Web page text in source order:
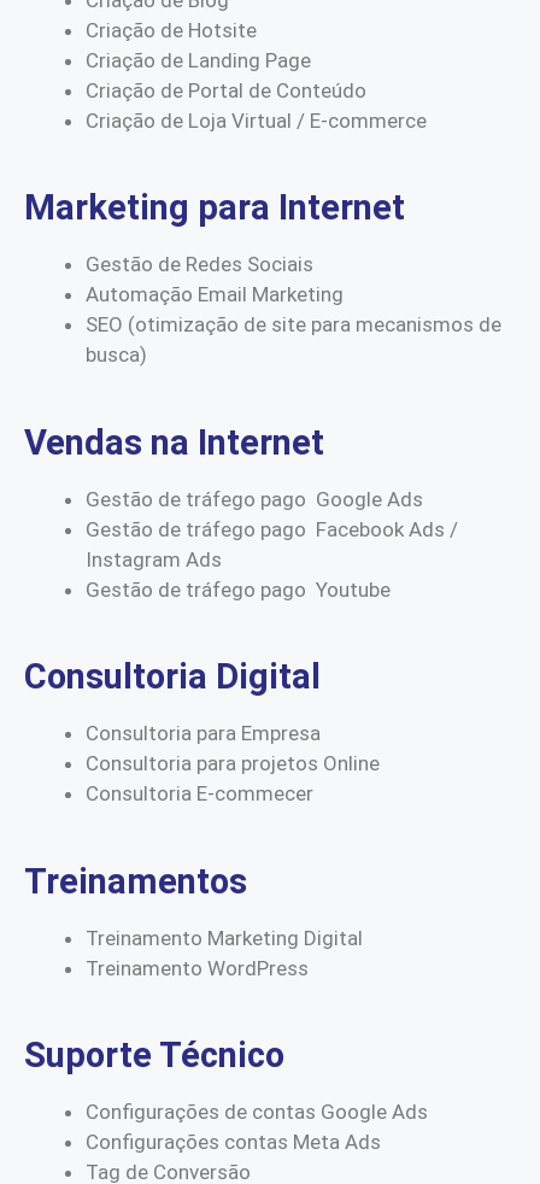
Criação de Hotsite
Criação de Landing Page
Criação de Portal de Conteúdo
Criação de Loja Virtual / E-commerce
Marketing para Internet
Gestão de Redes Sociais
Automação Email Marketing
SEO (otimização de site para mecanismos de
busca)
Vendas na Internet
Gestão de tráfego pago Google Ads
Gestão de tráfego pago Facebook Ads /
Instagram Ads
Gestão de tráfego pago Youtube
Consultoria Digital
Consultoria para Empresa
Consultoria para projetos Online
Consultoria E-commecer
Treinamentos
Treinamento Marketing Digital
Treinamento WordPress
Suporte Técnico
Configurações de contas Google Ads
Configurações contas Meta Ads
Tag de Conversão